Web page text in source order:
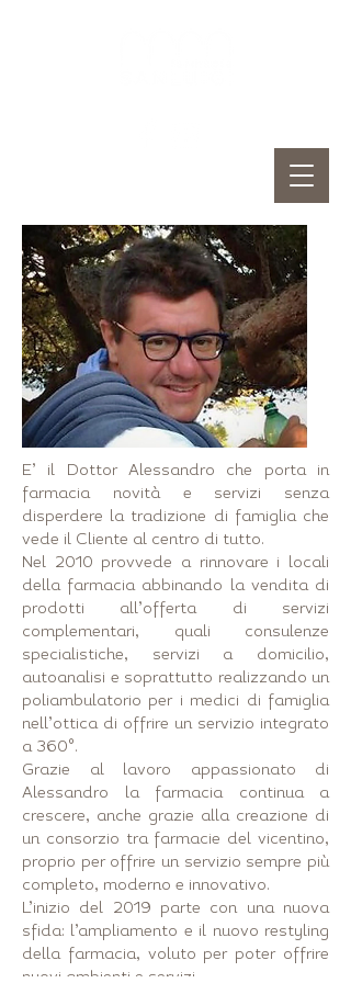
E’ il Dottor Alessandro che porta in
farmacia novità e servizi senza
disperdere la tradizione di famiglia che
vede il Cliente al centro di tutto.
Nel 2010 provvede a rinnovare i locali
della farmacia abbinando la vendita di
prodotti all’offerta di servizi
complementari, quali consulenze
specialistiche, servizi a domicilio,
autoanalisi e soprattutto realizzando un
poliambulatorio per i medici di famiglia
nell’ottica di offrire un servizio integrato
a 360°.
Grazie al lavoro appassionato di
Alessandro la farmacia continua a
crescere, anche grazie alla creazione di
un consorzio tra farmacie del vicentino,
proprio per offrire un servizio sempre più
completo, moderno e innovativo.
L’inizio del 2019 parte con una nuova
sfida: l’ampliamento e il nuovo restyling
della farmacia, voluto per poter offrire
nuovi ambienti e servizi.